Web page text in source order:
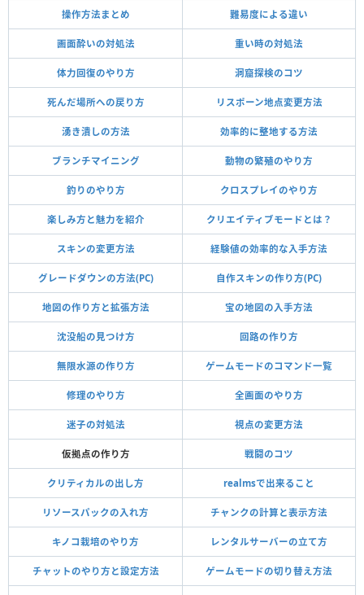
操作方法まとめ 難易度による違い
画面酔いの対処法 重い時の対処法
体力回復のやり方 洞窟探検のコツ
死んだ場所への戻り方 リスポーン地点変更方法
湧き潰しの方法 効率的に整地する方法
ブランチマイニング 動物の繁殖のやり方
釣りのやり方 クロスプレイのやり方
楽しみ方と魅力を紹介 クリエイティブモードとは？
スキンの変更方法 経験値の効率的な入手方法
グレードダウンの方法(PC) 自作スキンの作り方(PC)
地図の作り方と拡張方法 宝の地図の入手方法
沈没船の見つけ方 回路の作り方
無限水源の作り方 ゲームモードのコマンド一覧
修理のやり方 全画面のやり方
迷子の対処法 視点の変更方法
仮拠点の作り方 戦闘のコツ
クリティカルの出し方 realmsで出来ること
リソースパックの入れ方 チャンクの計算と表示方法
キノコ栽培のやり方 レンタルサーバーの立て方
チャットのやり方と設定方法 ゲームモードの切り替え方法